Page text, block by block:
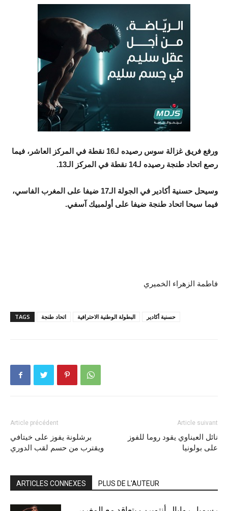
ورفع فريق غزالة سوس رصيده لـ16 نقطة في المركز العاشر، فيما
رصع اتحاد طنجة رصيده لـ14 نقطة في المركز الـ13.
وسيحل حسنية أكادير في الجولة الـ17 ضيفا على المغرب الفاسي،
فيما سيحا اتحاد طنجة ضيفا على أولمبيك آسفي.
فاطمة الزهراء الخميري
TAGS اتحاد طنجة البطولة الوطنية الاحترافية حسنية أكادير
Article précédent
برشلونة يفوز على خيتافي
ويقترب من حسم لقب الدوري
Article suivant
نائل العيناوي يقود روما للفوز
على بولونيا
ARTICLES CONNEXES PLUS DE L'AUTEUR